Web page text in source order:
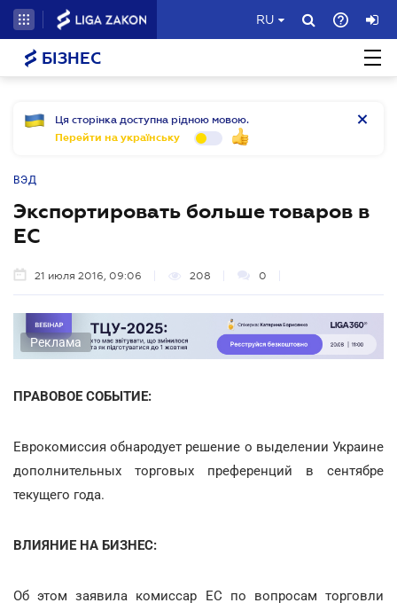
RU
БІЗНЕС
Ця сторінка доступна рідною мовою.
Перейти на українську
ВЭД
Экспортировать больше товаров в
ЕС
21 июля 2016, 09:06 208 0
Реклама
ПРАВОВОЕ СОБЫТИЕ:
Еврокомиссия обнародует решение о выделении Украине
дополнительных торговых преференций в сентябре
текущего года.
ВЛИЯНИЕ НА БИЗНЕС:
Об этом заявила комиссар ЕС по вопросам торговли